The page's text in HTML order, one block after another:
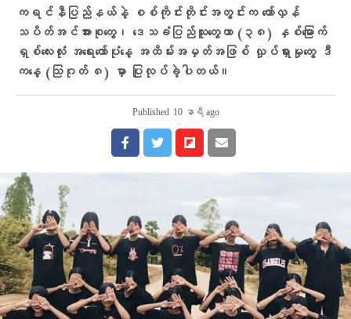
ကရင်နီပြည်နယ်နဲ့ စစ်ကိုင်းတိုင်းအတွင်းက တော်လှန်
သပိတ်အင်အားစုတွေ၊ ဒေသခံပြည်သူတွေဟာ (၃၈) နှစ်မြောက်
ရှစ်လေးလုံး အရေးတော်ပုံနေ့ အထိမ်းအမှတ်အဖြစ် လှုပ်ရှားမှုတွေ ဒီ
ကနေ့ (သြဂုတ် ၈) မှာ ပြုလုပ်ခဲ့ပါတယ်။
Published 10 နာရီ ago